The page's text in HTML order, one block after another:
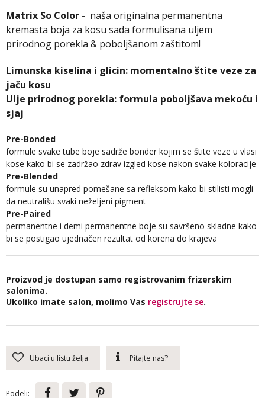
Matrix So Color - naša originalna permanentna
kremasta boja za kosu sada formulisana uljem
prirodnog porekla & poboljšanom zaštitom!
Limunska kiselina i glicin: momentalno štite veze za
jaču kosu
Ulje prirodnog porekla: formula poboljšava mekoću i
sjaj
Pre-Bonded
formule svake tube boje sadrže bonder kojim se štite veze u vlasi
kose kako bi se zadržao zdrav izgled kose nakon svake koloracije
Pre-Blended
formule su unapred pomešane sa refleksom kako bi stilisti mogli
da neutrališu svaki neželjeni pigment
Pre-Paired
permanentne i demi permanentne boje su savršeno skladne kako
bi se postigao ujednačen rezultat od korena do krajeva
Proizvod je dostupan samo registrovanim frizerskim
salonima.
Ukoliko imate salon, molimo Vas registrujte se.
Ubaci u listu želja Pitajte nas?
Podeli: